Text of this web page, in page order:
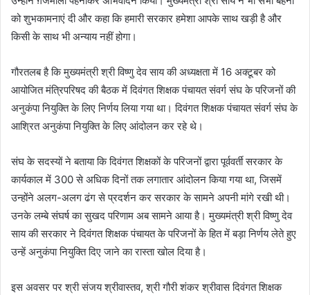
को शुभकामनाएं दी और कहा कि हमारी सरकार हमेशा आपके साथ खड़ी है और
किसी के साथ भी अन्याय नहीं होगा।
गौरतलब है कि मुख्यमंत्री श्री विष्णु देव साय की अध्यक्षता में 16 अक्टूबर को
आयोजित मंत्रिपरिषद की बैठक में दिवंगत शिक्षक पंचायत संवर्ग संघ के परिजनों की
अनुकंपा नियुक्ति के लिए निर्णय लिया गया था। दिवंगत शिक्षक पंचायत संवर्ग संघ के
आश्रित अनुकंपा नियुक्ति के लिए आंदोलन कर रहे थे।
संघ के सदस्यों ने बताया कि दिवंगत शिक्षकों के परिजनों द्वारा पूर्ववर्ती सरकार के
कार्यकाल में 300 से अधिक दिनों तक लगातार आंदोलन किया गया था, जिसमें
उन्होंने अलग-अलग ढंग से प्रदर्शन कर सरकार के सामने अपनी मांगे रखी थी।
उनके लम्बे संघर्ष का सुखद परिणाम अब सामने आया है। मुख्यमंत्री श्री विष्णु देव
साय की सरकार ने दिवंगत शिक्षक पंचायत के परिजनों के हित में बड़ा निर्णय लेते हुए
उन्हें अनुकंपा नियुक्ति दिए जाने का रास्ता खोल दिया है।
इस अवसर पर श्री संजय श्रीवास्तव, श्री गौरी शंकर श्रीवास दिवंगत शिक्षक